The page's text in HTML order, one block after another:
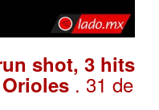
shot, 3 hits
. 31 de